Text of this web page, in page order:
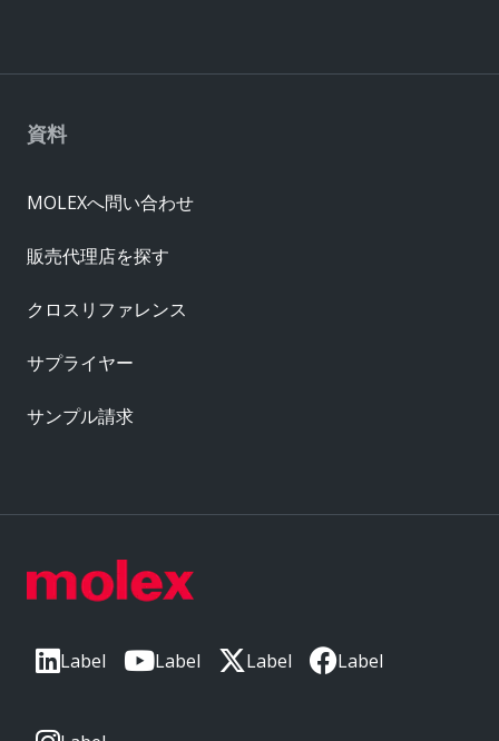
Label Label Label Label
資料
MOLEXへ問い合わせ
販売代理店を探す
クロスリファレンス
サプライヤー
サンプル請求